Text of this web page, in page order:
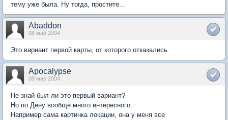
тему уже была. Ну тогда, простите...
Abaddon
08 мар 2004
Это вариант первой карты, от которого отказались.
Apocalypse
09 мар 2004
Не знай был ли это первый вариант?
Но по Дену вообще много интересного..
Например сама картинка локации, она у меня все